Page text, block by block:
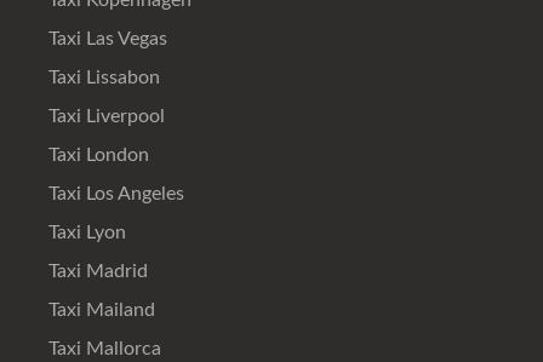
Taxi Las Vegas
Taxi Lissabon
Taxi Liverpool
Taxi London
Taxi Los Angeles
Taxi Lyon
Taxi Madrid
Taxi Mailand
Taxi Mallorca